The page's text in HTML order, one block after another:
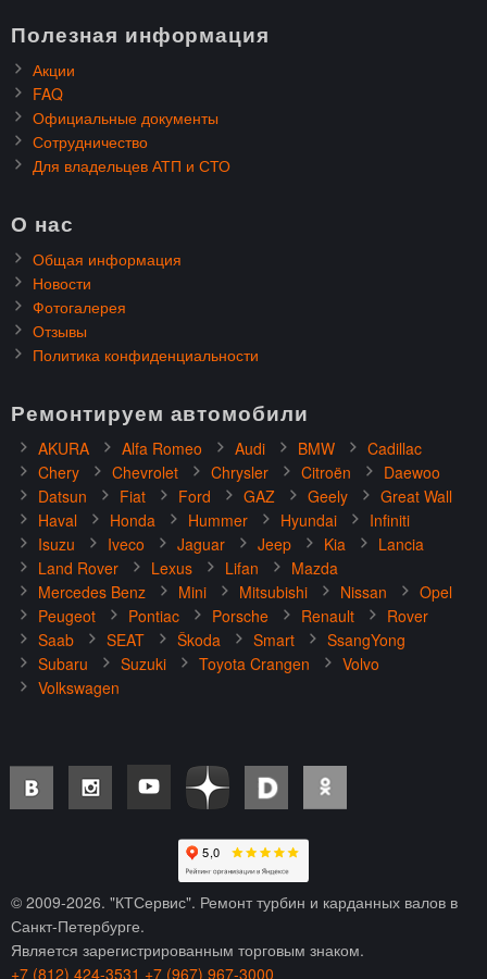
Полезная информация
Акции
FAQ
Официальные документы
Сотрудничество
Для владельцев АТП и СТО
О нас
Общая информация
Новости
Фотогалерея
Отзывы
Политика конфиденциальности
Ремонтируем автомобили
AKURA Alfa Romeo Audi BMW
Cadillac
Chery
Chevrolet Chrysler Citroën
Daewoo
Datsun
Fiat Ford GAZ Geely
Great Wall
Haval
Honda Hummer Hyundai
Infiniti
Isuzu
Iveco Jaguar Jeep Kia
Lancia
Land Rover
Lexus Lifan
Mazda
Mercedes Benz
Mini Mitsubishi Nissan
Opel
Peugeot
Pontiac Porsche Renault
Rover
Saab
SEAT Škoda Smart
SsangYong
Subaru
Suzuki Toyota Crangen
Volvo
Volkswagen
© 2009-2026. "КТСервис". Ремонт турбин и карданных валов в
Санкт-Петербурге.
Является зарегистрированным торговым знаком.
+7 (812) 424-3531 +7 (967) 967-3000